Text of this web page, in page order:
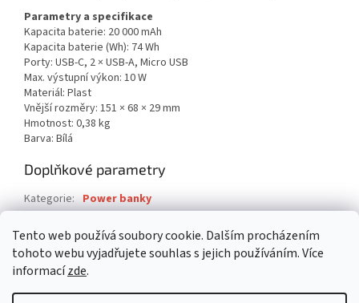
Tento web používá soubory cookie. Dalším procházením
tohoto webu vyjadřujete souhlas s jejich používáním. Více
informacízde.
Parametry a specifikace
Kapacita baterie: 20 000 mAh
Kapacita baterie (Wh): 74 Wh
Porty: USB-C, 2 × USB-A, Micro USB
Max. výstupní výkon: 10 W
Materiál: Plast
Vnější rozměry: 151 × 68 × 29 mm
Hmotnost: 0,38 kg
Barva: Bílá
Doplňkové parametry
Kategorie: Power banky
EAN: 4260709010748